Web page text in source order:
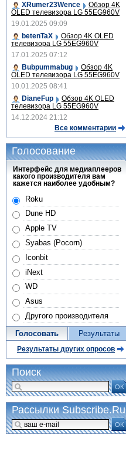
XRumer23Wence
Обзор 4K
OLED телевизора LG 55EG960V
19.01.2025 09:09
betenTaX
Обзор 4K OLED
телевизора LG 55EG960V
17.01.2025 07:12
Bubpummabug
Обзор 4K
OLED телевизора LG 55EG960V
10.01.2025 08:41
DianeFup
Обзор 4K OLED
телевизора LG 55EG960V
14.12.2024 21:12
Все комментарии
Голосование
Интерфейс для медиаплееров
какого производителя вам
кажется наиболее удобным?
Roku
Dune HD
Apple TV
Syabas (Pocorn)
Iconbit
iNext
WD
Asus
Другого производителя
Голосовать Результаты
Результаты других опросов
Поиск
ОК
Рассылки Subscribe.Ru
ОК